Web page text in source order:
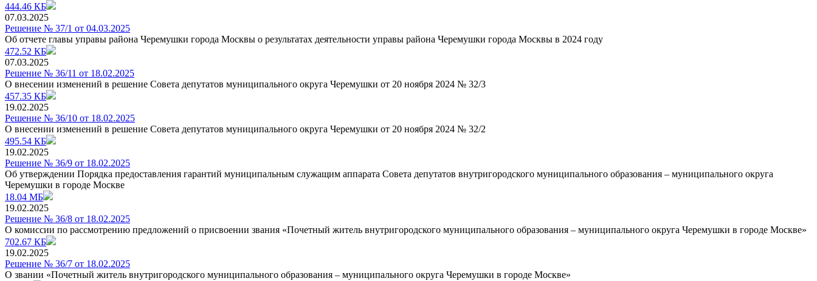
444.46 КБ
07.03.2025
Решение № 37/1 от 04.03.2025
Об отчете главы управы района Черемушки города Москвы о результатах деятельности управы района Черемушки города Москвы в 2024 году
472.52 КБ
07.03.2025
Решение № 36/11 от 18.02.2025
О внесении изменений в решение Совета депутатов муниципального округа Черемушки от 20 ноября 2024 № 32/3
457.35 КБ
19.02.2025
Решение № 36/10 от 18.02.2025
О внесении изменений в решение Совета депутатов муниципального округа Черемушки от 20 ноября 2024 № 32/2
495.54 КБ
19.02.2025
Решение № 36/9 от 18.02.2025
Об утверждении Порядка предоставления гарантий муниципальным служащим аппарата Совета депутатов внутригородского муниципального образования – муниципального округа
Черемушки в городе Москве
18.04 МБ
19.02.2025
Решение № 36/8 от 18.02.2025
О комиссии по рассмотрению предложений о присвоении звания «Почетный житель внутригородского муниципального образования – муниципального округа Черемушки в городе Москве»
702.67 КБ
19.02.2025
Решение № 36/7 от 18.02.2025
О звании «Почетный житель внутригородского муниципального образования – муниципального округа Черемушки в городе Москве»